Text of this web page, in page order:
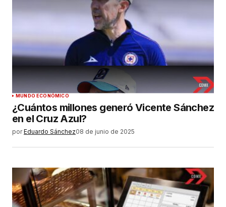
MUNDO ECONÓMICO
¿Cuántos millones generó Vicente Sánchez
en el Cruz Azul?
por Eduardo Sánchez08 de junio de 2025